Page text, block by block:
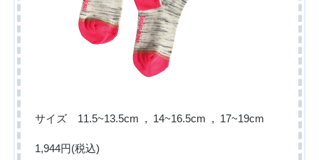
サイズ 11.5~13.5cm , 14~16.5cm , 17~19cm
1,944円(税込)